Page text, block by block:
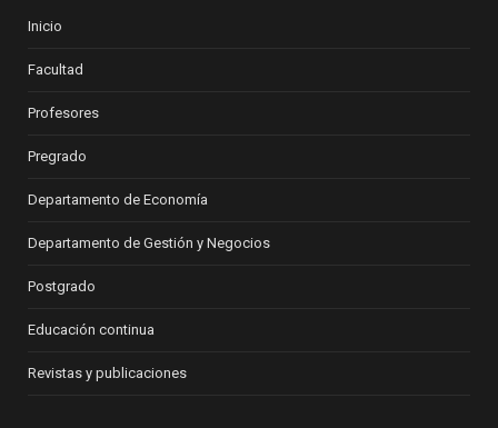
Inicio
Facultad
Profesores
Pregrado
Departamento de Economía
Departamento de Gestión y Negocios
Postgrado
Educación continua
Revistas y publicaciones